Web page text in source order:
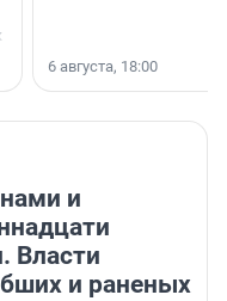
6 августа, 18:00
и
Власти
и раненых